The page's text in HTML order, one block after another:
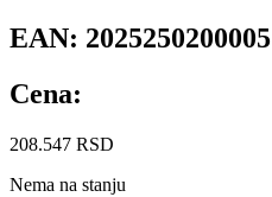
EAN: 2025250200005
Cena:
208.547 RSD
Nema na stanju